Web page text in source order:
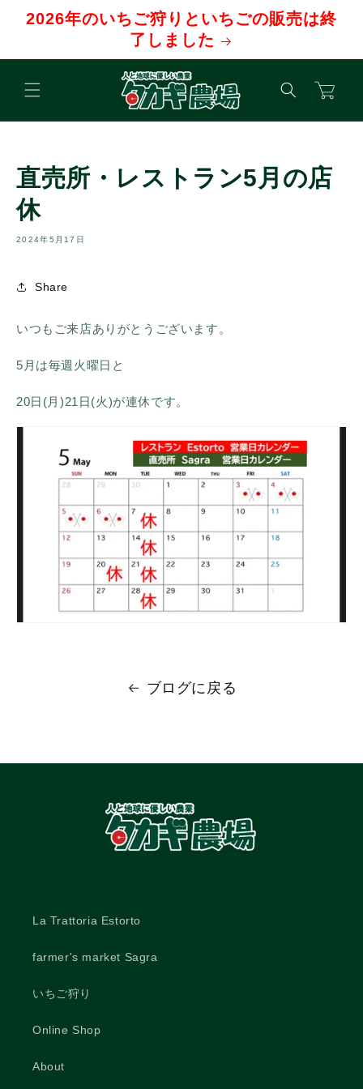
ンツに
2026年のいちご狩りといちごの販売は終
了しました
ー
直売所・レストラン5月の店
休
2024年5月17日
Share
いつもご来店ありがとうございます。
5月は毎週火曜日と
20日(月)21日(火)が連休です。
ブログに戻る
La Trattoria Estorto
farmer's market Sagra
いちご狩り
Online Shop
About